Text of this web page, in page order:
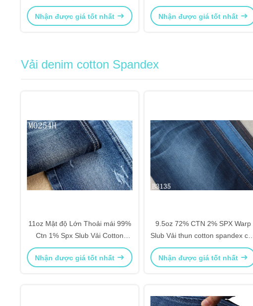
Jean
Nhận được giá tốt nhất
Nhận được giá tốt nhất
Vải denim cotton Spandex
11oz Mật độ Lớn Thoải mái 99%
Ctn 1% Spx Slub Vải Cotton
Spandex
Nhận được giá tốt nhất
9.5oz 72% CTN 2% SPX Warp
Slub Vải thun cotton spandex cho
quần jean nữ
Nhận được giá tốt nhất